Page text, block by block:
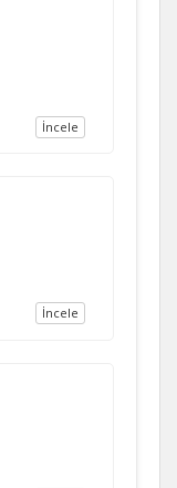
İncele
İncele